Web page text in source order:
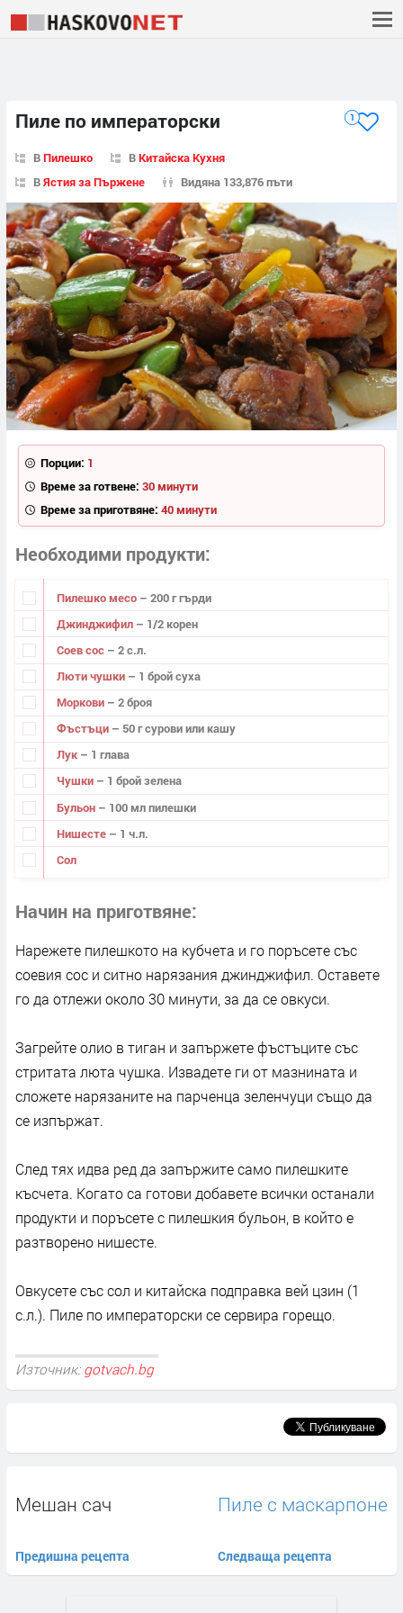
Пиле по императорски 1
ВПилешко ВКитайска Кухня
ВЯстия за Пържене Видяна 133,876 пъти
Порции: 1
Време за готвене: 30 минути
Време за приготвяне: 40 минути
Необходими продукти
Пилешко месо – 200 г гърди
Джинджифил – 1/2 корен
Соев сос – 2 с.л.
Люти чушки – 1 брой суха
Моркови – 2 броя
Фъстъци – 50 г сурови или кашу
Лук – 1 глава
Чушки – 1 брой зелена
Бульон – 100 мл пилешки
Нишесте – 1 ч.л.
Сол
Начин на приготвяне
Нарежете пилешкото на кубчета и го поръсете със
соевия сос и ситно нарязания джинджифил. Оставете
го да отлежи около 30 минути, за да се овкуси.
Загрейте олио в тиган и запържете фъстъците със
стритата люта чушка. Извадете ги от мазнината и
сложете нарязаните на парченца зеленчуци също да
се изпържат.
След тях идва ред да запържите само пилешките
късчета. Когато са готови добавете всички останали
продукти и поръсете с пилешкия бульон, в който е
разтворено нишесте.
Овкусете със сол и китайска подправка вей цзин (1
с.л.). Пиле по императорски се сервира горещо.
Източник: gotvach.bg
Мешан сач
Предишна рецепта
Пиле с маскарпоне
Следваща рецепта